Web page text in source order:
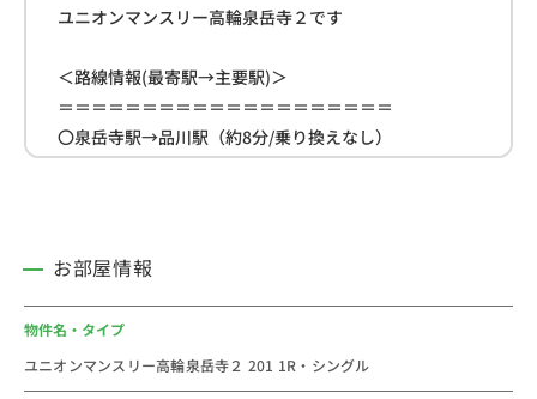
ユニオンマンスリー高輪泉岳寺２です
＜路線情報(最寄駅→主要駅)＞
＝＝＝＝＝＝＝＝＝＝＝＝＝＝＝＝＝＝＝＝
〇泉岳寺駅→品川駅（約8分/乗り換えなし）
〇泉岳寺駅→渋谷駅（約14分/乗り換えなし）
＜物件周辺情報＞
〇ローソン三田4丁目店…114m
お部屋情報
物件名・タイプ
ユニオンマンスリー高輪泉岳寺２ 201 1R・シングル